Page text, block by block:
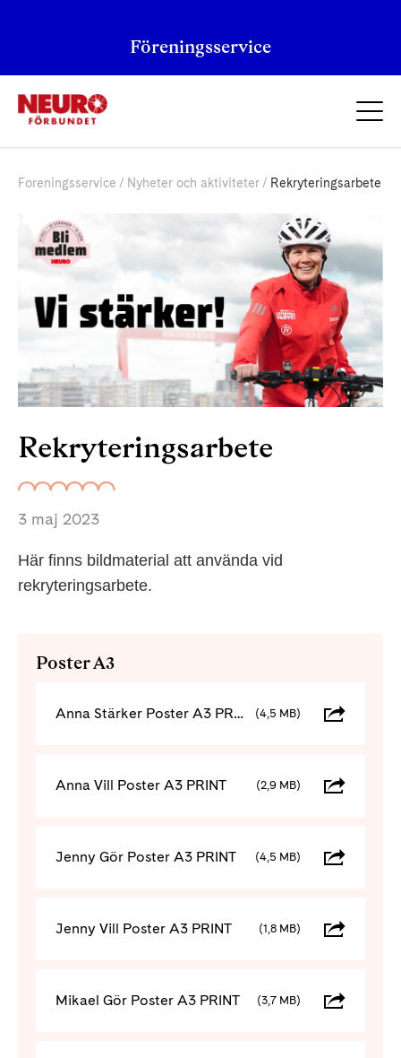
Föreningsservice
Foreningsservice Nyheter och aktiviteter Rekryteringsarbete
Rekryteringsarbete
3 maj 2023
Här finns bildmaterial att använda vid
rekryteringsarbete.
Poster A3
Anna Stärker Poster A3 PRINT (4,5 MB)
Anna Vill Poster A3 PRINT (2,9 MB)
Jenny Gör Poster A3 PRINT (4,5 MB)
Jenny Vill Poster A3 PRINT (1,8 MB)
Mikael Gör Poster A3 PRINT (3,7 MB)